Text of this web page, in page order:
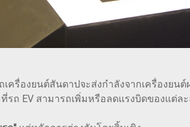
รื่องยนต์สันดาปจะส่งกำลังจากเครื่องยน
รถ EV สามารถเพิ่มหรือลดแรงบิดของแต่